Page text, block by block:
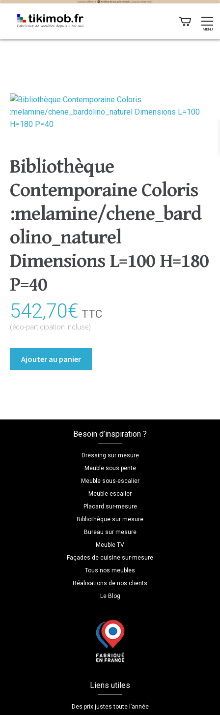
MENU
Bibliothèque
Contemporaine Coloris
:melamine/chene_bard
olino_naturel
Dimensions L=100 H=180
P=40
542,70€ TTC
(éco-participation incluse)
Ajouter au panier
Besoin d’inspiration ?
Dressing sur mesure
Meuble sous pente
Meuble sous-escalier
Meuble escalier
Placard sur-mesure
Bibliothèque sur mesure
Bureau sur mesure
Meuble TV
Façades de cuisine sur-mesure
Tous nos meubles
Réalisations de nos clients
Le Blog
Liens utiles
Des prix justes toute l’année